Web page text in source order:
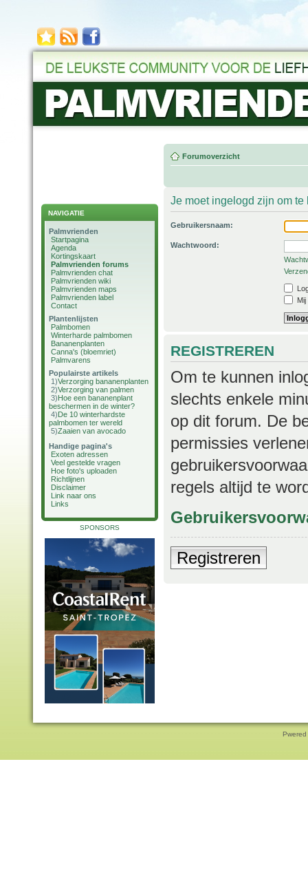
NAVIGATIE
Palmvrienden
Startpagina
Agenda
Kortingskaart
Palmvrienden forums
Palmvrienden chat
Palmvrienden wiki
Palmvrienden maps
Palmvrienden label
Contact
Plantenlijsten
Palmbomen
Winterharde palmbomen
Bananenplanten
Canna's (bloemriet)
Palmvarens
Populairste artikels
1)Verzorging bananenplanten
2)Verzorging van palmen
3)Hoe een bananenplant
beschermen in de winter?
4)De 10 winterhardste
palmbomen ter wereld
5)Zaaien van avocado
Handige pagina's
Exoten adressen
Veel gestelde vragen
Hoe foto's uploaden
Richtlijnen
Disclaimer
Link naar ons
Links
SPONSORS
Forumoverzicht
Je moet ingelogd zijn om
Gebruikersnaam:
Wachtwoord:
REGISTREREN
Om te kunnen
slechts enkele
op dit forum. De
permissies
regels altijd te
Registreren